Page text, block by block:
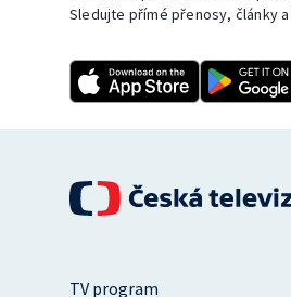
Sledujte přímé přenosy, články
TV program